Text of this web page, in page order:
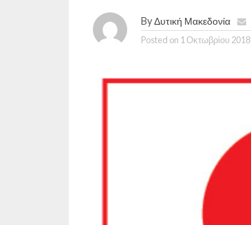
ByΔυτική Μακεδονία
Posted on 1 Οκτωβρίου 2018